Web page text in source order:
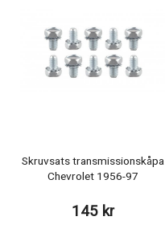
Skruvsats transmissionskåpa
Chevrolet 1956-97
145 kr